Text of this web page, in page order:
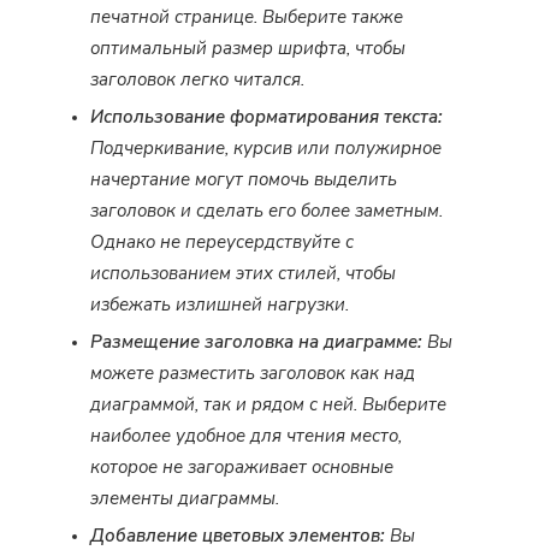
печатной странице. Выберите также
оптимальный размер шрифта, чтобы
заголовок легко читался.
Использование форматирования текста:
Подчеркивание, курсив или полужирное
начертание могут помочь выделить
заголовок и сделать его более заметным.
Однако не переусердствуйте с
использованием этих стилей, чтобы
избежать излишней нагрузки.
Размещение заголовка на диаграмме: Вы
можете разместить заголовок как над
диаграммой, так и рядом с ней. Выберите
наиболее удобное для чтения место,
которое не загораживает основные
элементы диаграммы.
Добавление цветовых элементов: Вы